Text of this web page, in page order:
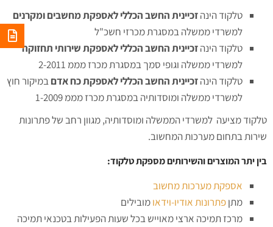
טלקוד הינהזכיינית החשב הכללי לאספקת מחשבים ומקרנים
למשרדי ממשלה במסגרת מכרזי חשכ"ל
טלקוד הינהזכיינית החשב הכללי לאספקת שירותי תחזוקה
למשרדי ממשלה וגופי סמך במסגרת מכרז מממ 2-2011
טלקוד הינהזכיינית החשב הכללי לאספקת כח אדםבמיקור חוץ
למשרדי ממשלה ומוסדותיה במסגרת מכרז מממ 1-2009
טלקוד מציעה למשרדי הממשלה ומוסדותיה, מגוון רחב של פתרונות
שירות בתחום מערכות המחשוב.
בין יתר המוצרים והשירותים מספקת טלקוד:
אספקת מערכות מחשוב
מתןפתרונות אודיו-וידאומובילים
מרכז תמיכה ארצי מאוייש בכל שעות הפעילות בטכנאי תמיכה